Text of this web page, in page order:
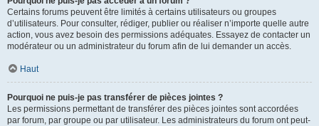
Certains forums peuvent être limités à certains utilisateurs ou groupes
d’utilisateurs. Pour consulter, rédiger, publier ou réaliser n’importe quelle autre
action, vous avez besoin des permissions adéquates. Essayez de contacter un
modérateur ou un administrateur du forum afin de lui demander un accès.
Haut
Pourquoi ne puis-je pas transférer de pièces jointes ?
Les permissions permettant de transférer des pièces jointes sont accordées
par forum, par groupe ou par utilisateur. Les administrateurs du forum ont peut-